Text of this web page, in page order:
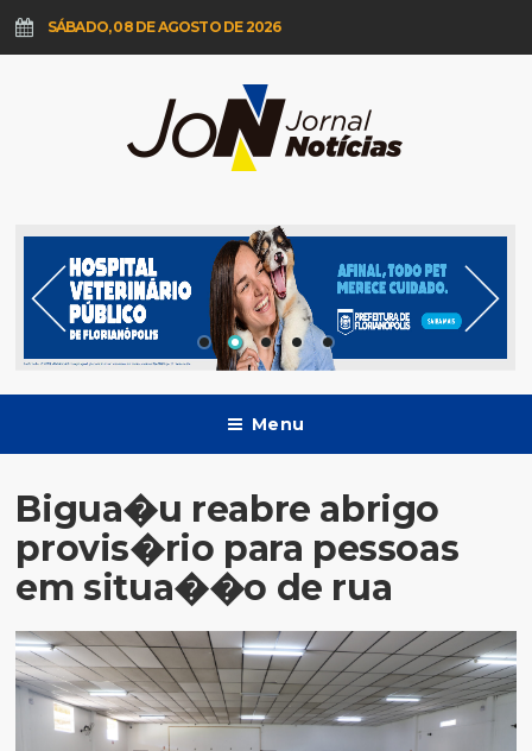
SÁBADO, 08 DE AGOSTO DE 2026
Menu
Bigua�u reabre abrigo
provis�rio para pessoas
em situa��o de rua